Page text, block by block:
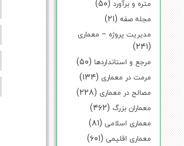
متره و برآورد (۵۰)
مجله صفه (۲۱)
مدیریت پروژه – معماری
(۲۴۱)
مرجع و استانداردها (۵۰)
مرمت در معماری (۱۳۴)
مصالح در معماری (۲۲۸)
معماران بزرگ (۴۶۲)
معماری اسلامی (۸۱)
معماری اقلیمی (۶۰۱)